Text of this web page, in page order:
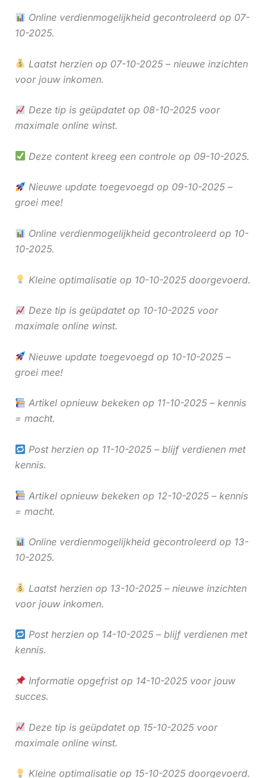
Online verdienmogelijkheid gecontroleerd op 07-
10-2025.
Laatst herzien op 07-10-2025 – nieuwe inzichten
voor jouw inkomen.
Deze tip is geüpdatet op 08-10-2025 voor
maximale online winst.
Deze content kreeg een controle op 09-10-2025.
Nieuwe update toegevoegd op 09-10-2025 –
groei mee!
Online verdienmogelijkheid gecontroleerd op 10-
10-2025.
Kleine optimalisatie op 10-10-2025 doorgevoerd.
Deze tip is geüpdatet op 10-10-2025 voor
maximale online winst.
Nieuwe update toegevoegd op 10-10-2025 –
groei mee!
Artikel opnieuw bekeken op 11-10-2025 – kennis
= macht.
Post herzien op 11-10-2025 – blijf verdienen met
kennis.
Artikel opnieuw bekeken op 12-10-2025 – kennis
= macht.
Online verdienmogelijkheid gecontroleerd op 13-
10-2025.
Laatst herzien op 13-10-2025 – nieuwe inzichten
voor jouw inkomen.
Post herzien op 14-10-2025 – blijf verdienen met
kennis.
Informatie opgefrist op 14-10-2025 voor jouw
succes.
Deze tip is geüpdatet op 15-10-2025 voor
maximale online winst.
Kleine optimalisatie op 15-10-2025 doorgevoerd.